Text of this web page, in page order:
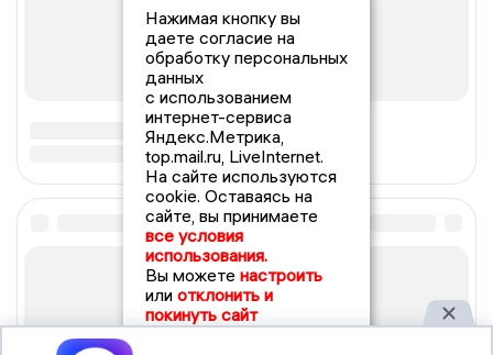
Нажимая кнопку вы
даете согласие на
обработку персональных
данных
с использованием
интернет-сервиса
Яндекс.Метрика,
top.mail.ru, LiveInternet.
На сайте используются
cookie. Оставаясь на
сайте, вы принимаете
все условия
использования.
Вы можете настроить
или отклонить и
покинуть сайт